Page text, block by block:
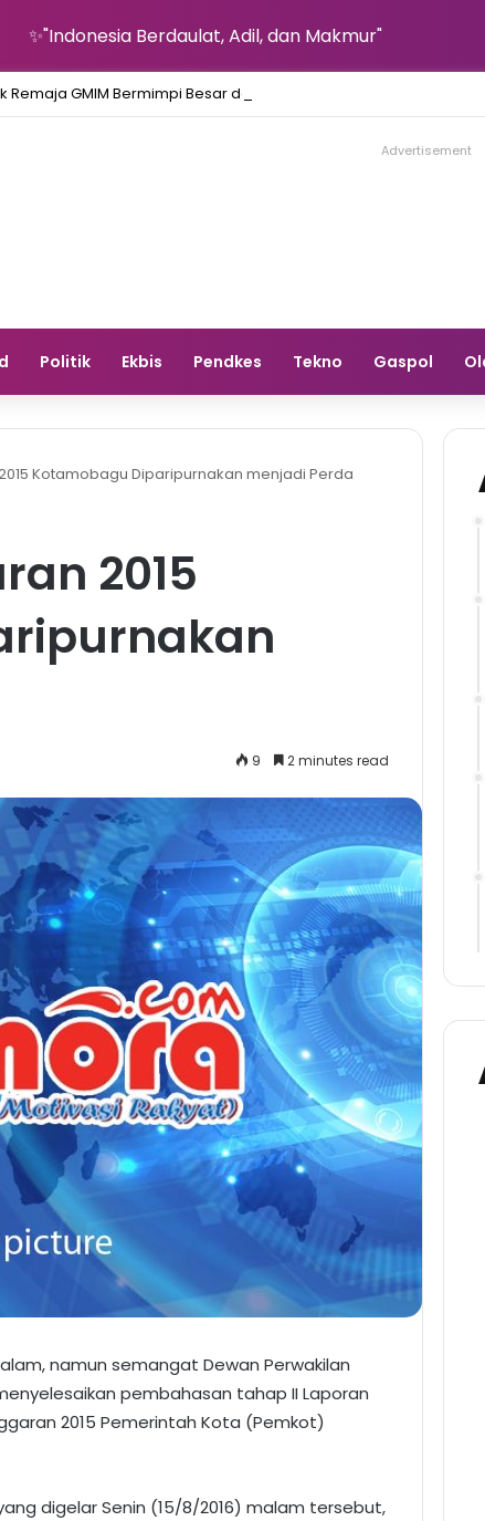
✨"Indonesia Berdaulat, Adil, dan Makmur"
Advertisement
Politik Ekbis Pendkes Tekno Gaspol
Kotamobagu Diparipurnakan menjadi Perda
2015
9 2 minutes read
namun semangat Dewan Perwakilan
pembahasan tahap II Laporan
2015 Pemerintah Kota (Pemkot)
digelar Senin (15/8/2016) malam tersebut,